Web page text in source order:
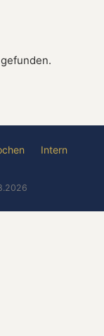
Intern